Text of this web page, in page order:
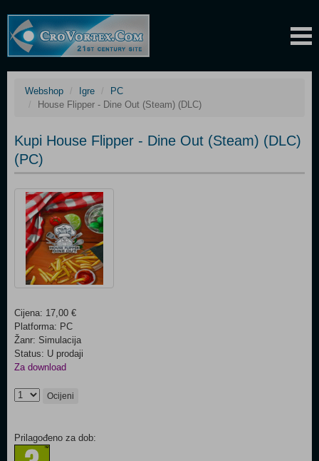
Webshop Igre
PC
House Flipper - Dine Out (Steam) (DLC)
Kupi House Flipper - Dine Out (Steam) (DLC)
(PC)
Cijena: 17,00 €
Platforma: PC
Žanr: Simulacija
Status: U prodaji
Za download
Ocijeni
Prilagođeno za dob: